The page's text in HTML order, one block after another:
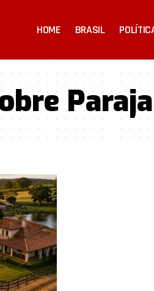
HOME BRASIL